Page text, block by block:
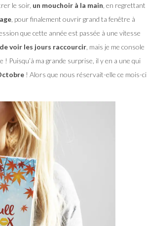
le soir, un mouchoir à la main , en regrettant
, pour finalement ouvrir grand ta fenêtre à
que cette année est passée à une vitesse
voir les jours raccourcir , mais je me console
Puisqu’à ma grande surprise, il y en a une qui
! Alors que nous réservait-elle ce mois-ci